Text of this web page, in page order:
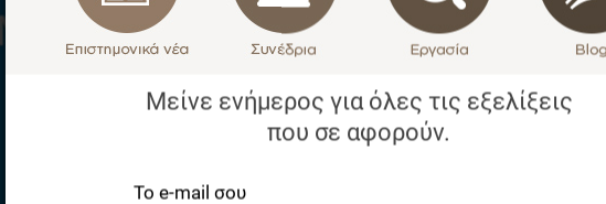
Μείνε ενήμερος για όλες τις εξελίξεις
που σε αφορούν.